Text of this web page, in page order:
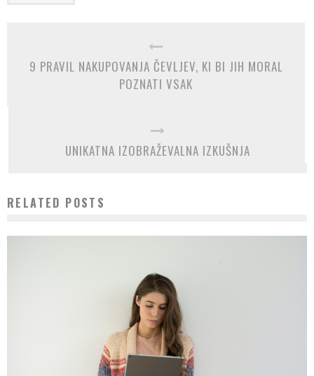
9 PRAVIL NAKUPOVANJA ČEVLJEV, KI BI JIH MORAL
POZNATI VSAK
UNIKATNA IZOBRAŽEVALNA IZKUŠNJA
RELATED POSTS